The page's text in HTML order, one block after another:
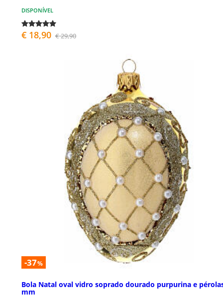
DISPONÍVEL
€ 18,90 € 29,90
-37%
Bola Natal oval vidro soprado dourado purpurina e
mm